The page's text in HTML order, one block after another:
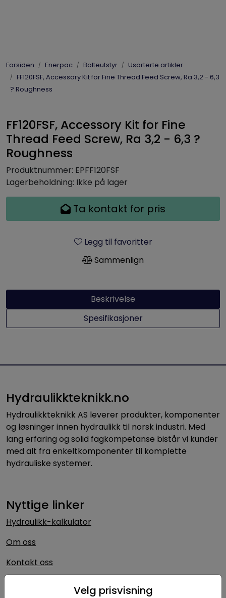
Forsiden Enerpac Bolteutstyr
Usorterte artikler
FF120FSF, Accessory Kit for Fine Thread Feed Screw, Ra 3,2 - 6,3
? Roughness
FF120FSF, Accessory Kit for Fine
Thread Feed Screw, Ra 3,2 - 6,3 ?
Roughness
Produktnummer: EPFF120FSF
Lagerbeholdning: Ikke på lager
Ta kontakt for pris
Legg til favoritter
Sammenlign
Beskrivelse
Spesifikasjoner
Hydraulikkteknikk.no
Hydraulikkteknikk AS leverer produkter, komponenter
og løsninger innen hydraulikk til norsk industri. Med
lang erfaring og solid fagkompetanse bistår vi kunder
med alt fra enkeltkomponenter til komplette
hydrauliske systemer.
Nyttige linker
Hydraulikk-kalkulator
Om oss
Kontakt oss
Enerpac
Dynaset
Vinsjer
Vis priserinkl. mva.
Velg prisvisning